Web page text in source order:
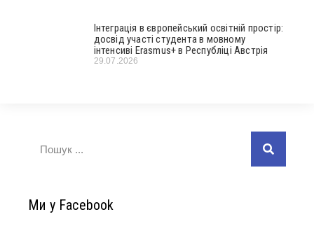
Інтеграція в європейський освітній простір:
досвід участі студента в мовному
інтенсиві Erasmus+ в Республіці Австрія
29.07.2026
Ми у Facebook